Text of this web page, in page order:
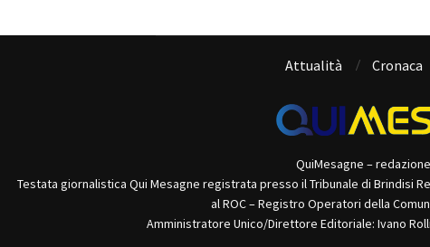
Attualità Cronaca
QuiMesagne –
Testata giornalistica Qui Mesagne registrata presso il Tribunale di Brindisi
al ROC – Registro Operatori della
Amministratore Unico/Direttore Editoriale: Ivano